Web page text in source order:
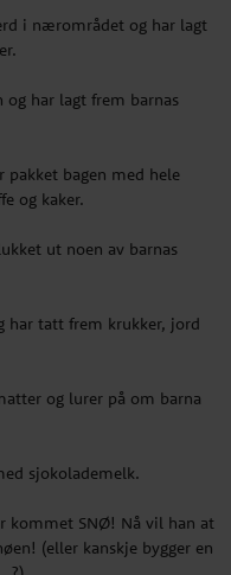
ut noen av barnas
har tatt frem krukker, jord
og lurer på om barna
trene?
med sjokolademelk.
(eller kanskje bygger en
i nærområdet og har lagt
har lagt frem barnas
pakket bagen med hele
og kaker.
ut noen av barnas
har tatt frem krukker, jord
og lurer på om barna
sjokolademelk.
kommet SNØ! Nå vil han at
(eller kanskje bygger en